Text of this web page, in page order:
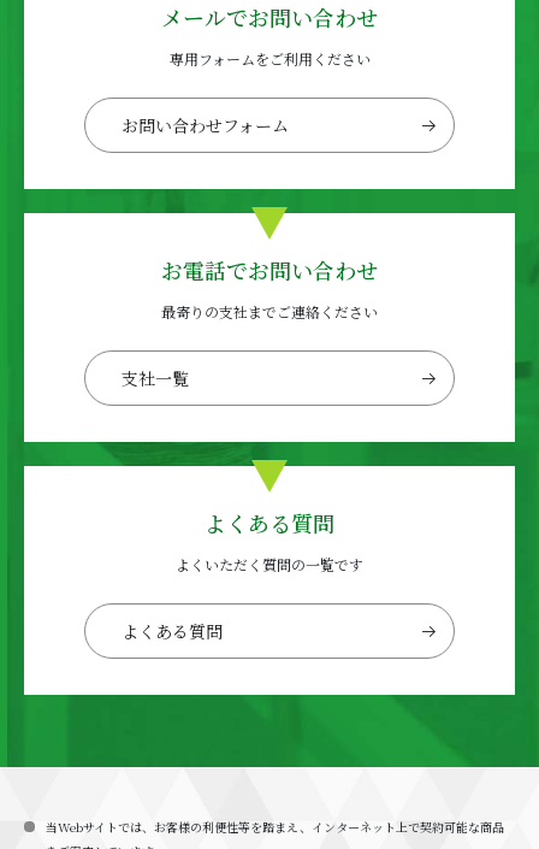
メールでお問い合わせ
専用フォームをご利用ください
お問い合わせフォーム
お電話でお問い合わせ
最寄りの支社までご連絡ください
支社一覧
よくある質問
よくいただく質問の一覧です
よくある質問
当Webサイトでは、お客様の利便性等を踏まえ、インターネット上で契約可能な商品